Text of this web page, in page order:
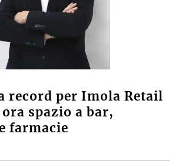
record per Imola Retail
spazio a bar,
farmacie